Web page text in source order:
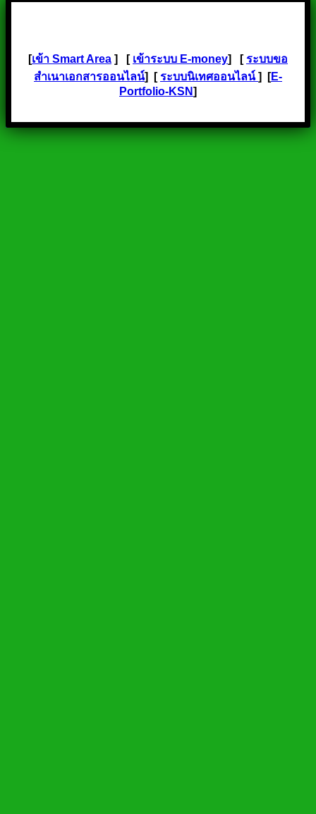
[เข้า Smart Area ] [ เข้าระบบ E-money] [ระบบขอ
สำเนาเอกสารออนไลน์] [ระบบนิเทศออนไลน์] [E-
Portfolio-KSN]